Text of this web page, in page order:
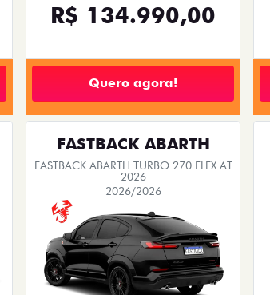
R$ 134.990,00
Quero agora!
FASTBACK ABARTH
FASTBACK ABARTH TURBO 270 FLEX AT
2026
2026/2026